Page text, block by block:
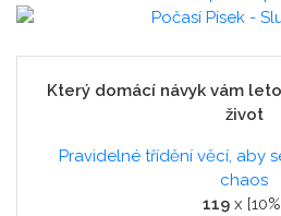
Který domácí návyk vám
život
Pravidelné třídění věcí, aby
chaos
119 x